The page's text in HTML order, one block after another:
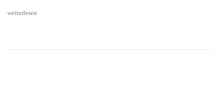
weiterlesen